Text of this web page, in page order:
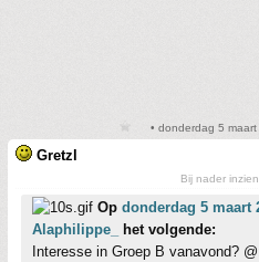
• donderdag 5
Gretzl
Bij nader
Op donderdag 5 maart
Alaphilippe_
het volgende:
Interesse in Groep B vanavond?